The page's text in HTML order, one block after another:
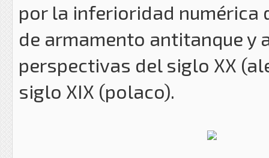
por la inferioridad
de armamento antitanque y
perspectivas del siglo XX
siglo XIX (polaco).